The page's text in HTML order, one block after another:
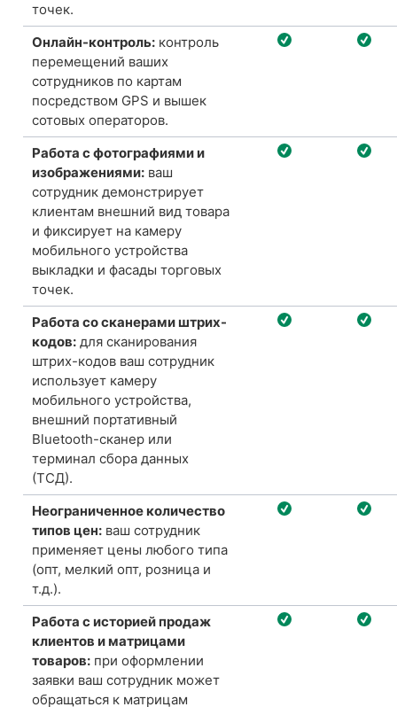
точек.
Онлайн-контроль:контроль
перемещений ваших
сотрудников по картам
посредством GPS и вышек
сотовых операторов.
Работа с фотографиями и
изображениями: ваш
сотрудник демонстрирует
клиентам внешний вид товара
и фиксирует на камеру
мобильного устройства
выкладки и фасады торговых
точек.
Работа со сканерами штрих-
кодов:для сканирования
штрих-кодов ваш сотрудник
использует камеру
мобильного устройства,
внешний портативный
Bluetooth-сканер или
терминал сбора данных
(ТСД).
Неограниченное количество
типов цен:ваш сотрудник
применяет цены любого типа
(опт, мелкий опт, розница и
т.д.).
Работа с историей продаж
клиентов и матрицами
товаров:при оформлении
заявки ваш сотрудник может
обращаться к матрицам